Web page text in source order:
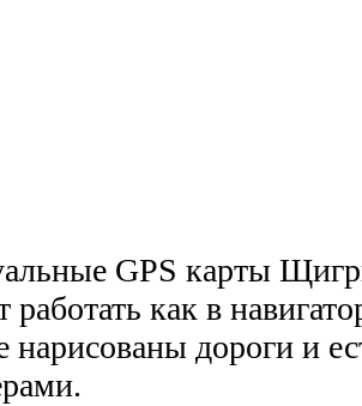
GPS карты
работать как в
нарисованы дороги и